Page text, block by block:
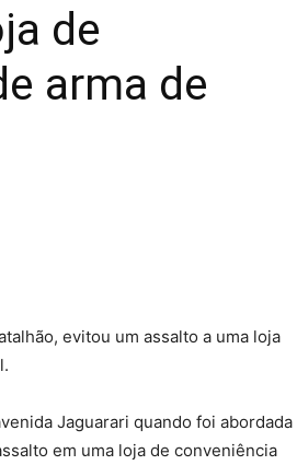
de
arma de
evitou um assalto a uma loja
Jaguarari quando foi abordada
em uma loja de conveniência